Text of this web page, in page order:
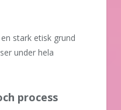
stark etisk grund
under hela
process